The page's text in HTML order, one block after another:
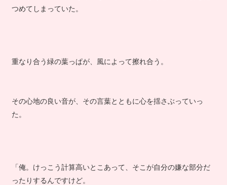
つめてしまっていた。
重なり合う緑の葉っぱが、風によって擦れ合う。
その心地の良い音が、その言葉とともに心を揺さぶっていっ
た。
「俺。けっこう計算高いとこあって、そこが自分の嫌な部分だ
ったりするんですけど。